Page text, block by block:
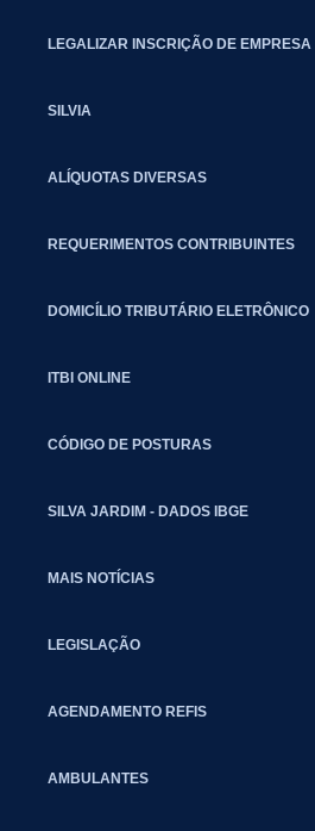
LEGALIZAR INSCRIÇÃO DE EMPRESA
SILVIA
ALÍQUOTAS DIVERSAS
REQUERIMENTOS CONTRIBUINTES
DOMICÍLIO TRIBUTÁRIO ELETRÔNICO
ITBI ONLINE
CÓDIGO DE POSTURAS
SILVA JARDIM - DADOS IBGE
MAIS NOTÍCIAS
LEGISLAÇÃO
AGENDAMENTO REFIS
AMBULANTES